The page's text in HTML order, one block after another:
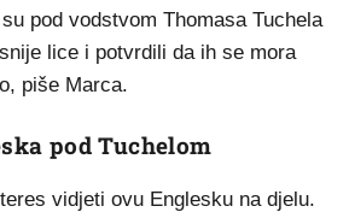
pod vodstvom Thomasa Tuchela
lice i potvrdili da ih se mora
piše Marca.
pod Tuchelom
vidjeti ovu Englesku na djelu.